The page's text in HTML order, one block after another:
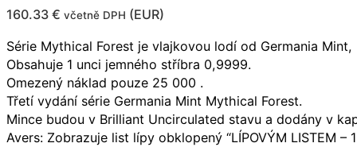
160.33 € včetně DPH (EUR)
Série Mythical Forest je vlajkovou lodí od Germania
Obsahuje 1 unci jemného stříbra 0,9999.
Omezený náklad pouze 25 000 .
Třetí vydání série Germania Mint Mythical Forest.
Mince budou v Brilliant Uncirculated stavu a dodány v
Avers: Zobrazuje list lípy obklopený “LÍPOVÝM LISTEM –